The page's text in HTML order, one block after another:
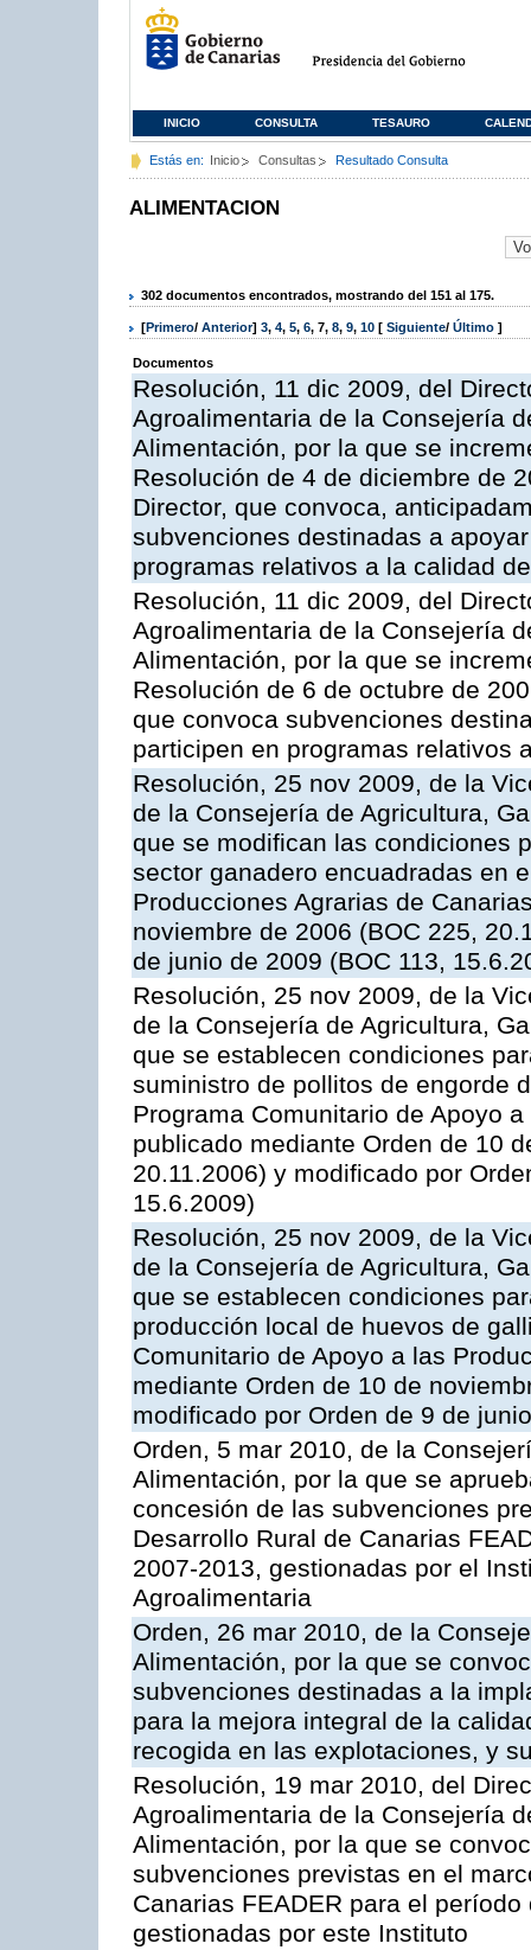
INICIO CONSULTA TESAURO
Estás en: Inicio Consultas Resultado Consulta
ALIMENTACION
302 documentos encontrados, mostrando del 151 al 175.
[Primero/ Anterior] 3, 4, 5, 6, 7, 8, 9, 10 [ Siguiente/ Último ]
Documentos
Resolución, 11 dic 2009, del
Agroalimentaria de la Consejería
Alimentación, por la que se
Resolución de 4 de diciembre de
Director, que convoca,
subvenciones destinadas a
programas relativos a la calidad
Resolución, 11 dic 2009, del
Agroalimentaria de la Consejería
Alimentación, por la que se
Resolución de 6 de octubre de
que convoca subvenciones
participen en programas relativos
Resolución, 25 nov 2009, de la
de la Consejería de Agricultura,
que se modifican las condiciones
sector ganadero encuadradas en
Producciones Agrarias de
noviembre de 2006 (BOC 225,
de junio de 2009 (BOC 113,
Resolución, 25 nov 2009, de la
de la Consejería de Agricultura,
que se establecen condiciones
suministro de pollitos de engorde
Programa Comunitario de Apoyo
publicado mediante Orden de 10
20.11.2006) y modificado por
15.6.2009)
Resolución, 25 nov 2009, de la
de la Consejería de Agricultura,
que se establecen condiciones
producción local de huevos de
Comunitario de Apoyo a las
mediante Orden de 10 de
modificado por Orden de 9 de
Orden, 5 mar 2010, de la
Alimentación, por la que se
concesión de las subvenciones
Desarrollo Rural de Canarias
2007-2013, gestionadas por el
Agroalimentaria
Orden, 26 mar 2010, de la
Alimentación, por la que se
subvenciones destinadas a la
para la mejora integral de la
recogida en las explotaciones, y
Resolución, 19 mar 2010, del
Agroalimentaria de la Consejería
Alimentación, por la que se
subvenciones previstas en el
Canarias FEADER para el
gestionadas por este Instituto